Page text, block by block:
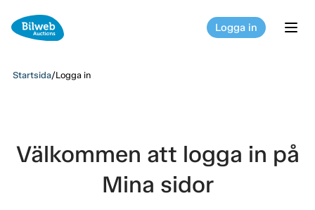
Logga in
Startsida/Logga in
Välkommen att logga in på
Mina sidor